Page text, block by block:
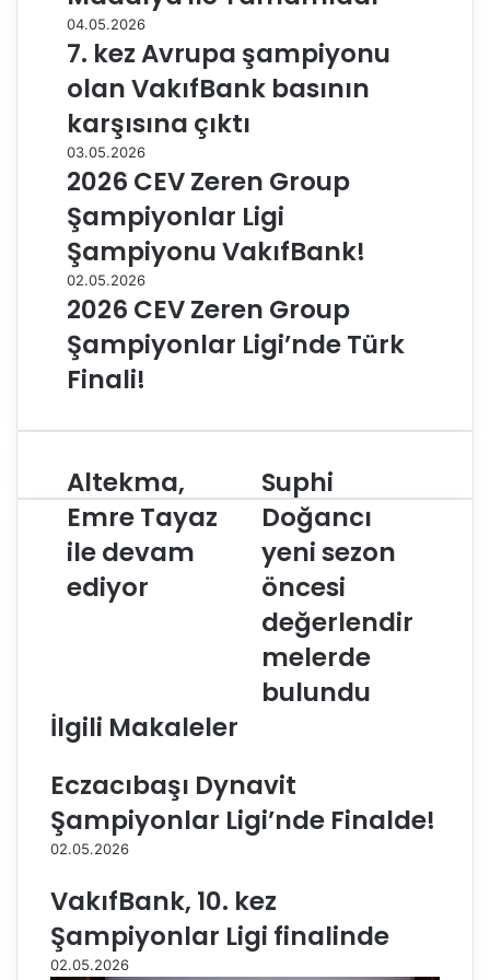
04.05.2026
7. kez Avrupa şampiyonu
olan VakıfBank basının
karşısına çıktı
03.05.2026
2026 CEV Zeren Group
Şampiyonlar Ligi
Şampiyonu VakıfBank!
02.05.2026
2026 CEV Zeren Group
Şampiyonlar Ligi’nde Türk
Finali!
A
l
t
e
m
e
y
a
z
l
e
d
e
Altekma,
Emre Tayaz
ile devam
ediyor
S
u
p
h
i
D
o
ğ
a
n
c
n
i
o
n
Suphi
Doğancı
yeni sezon
öncesi
değerlendir
melerde
bulundu
İlgili Makaleler
Eczacıbaşı Dynavit
Şampiyonlar Ligi’nde Finalde!
02.05.2026
VakıfBank, 10. kez
Şampiyonlar Ligi finalinde
02.05.2026